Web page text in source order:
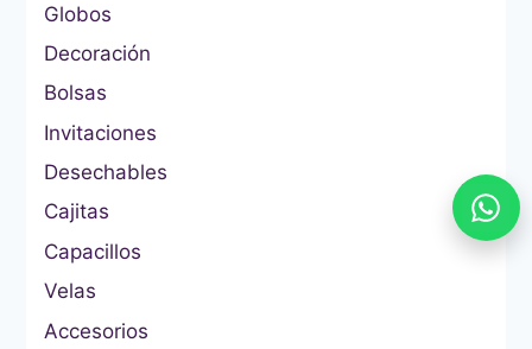
Globos
Decoración
Bolsas
Invitaciones
Desechables
Cajitas
Capacillos
Velas
Accesorios